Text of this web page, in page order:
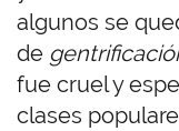
algunos se
de
fue cruel y
clases